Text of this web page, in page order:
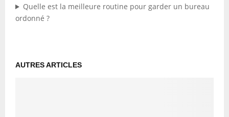
Quelle est la meilleure routine pour garder un bureau
ordonné ?
AUTRES ARTICLES